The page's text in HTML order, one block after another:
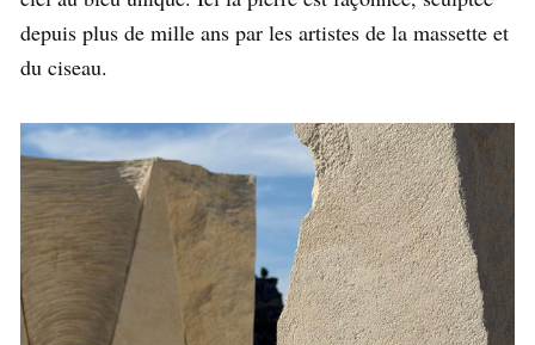
depuis plus de mille ans par les artistes de la massette et
du ciseau.